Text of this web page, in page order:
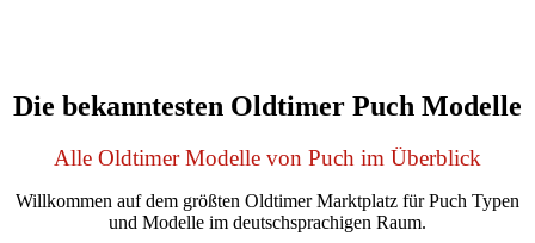
Die bekanntesten Oldtimer Puch Modelle
Alle Oldtimer Modelle von Puch im Überblick
Willkommen auf dem größten Oldtimer Marktplatz für Puch Typen
und Modelle im deutschsprachigen Raum.